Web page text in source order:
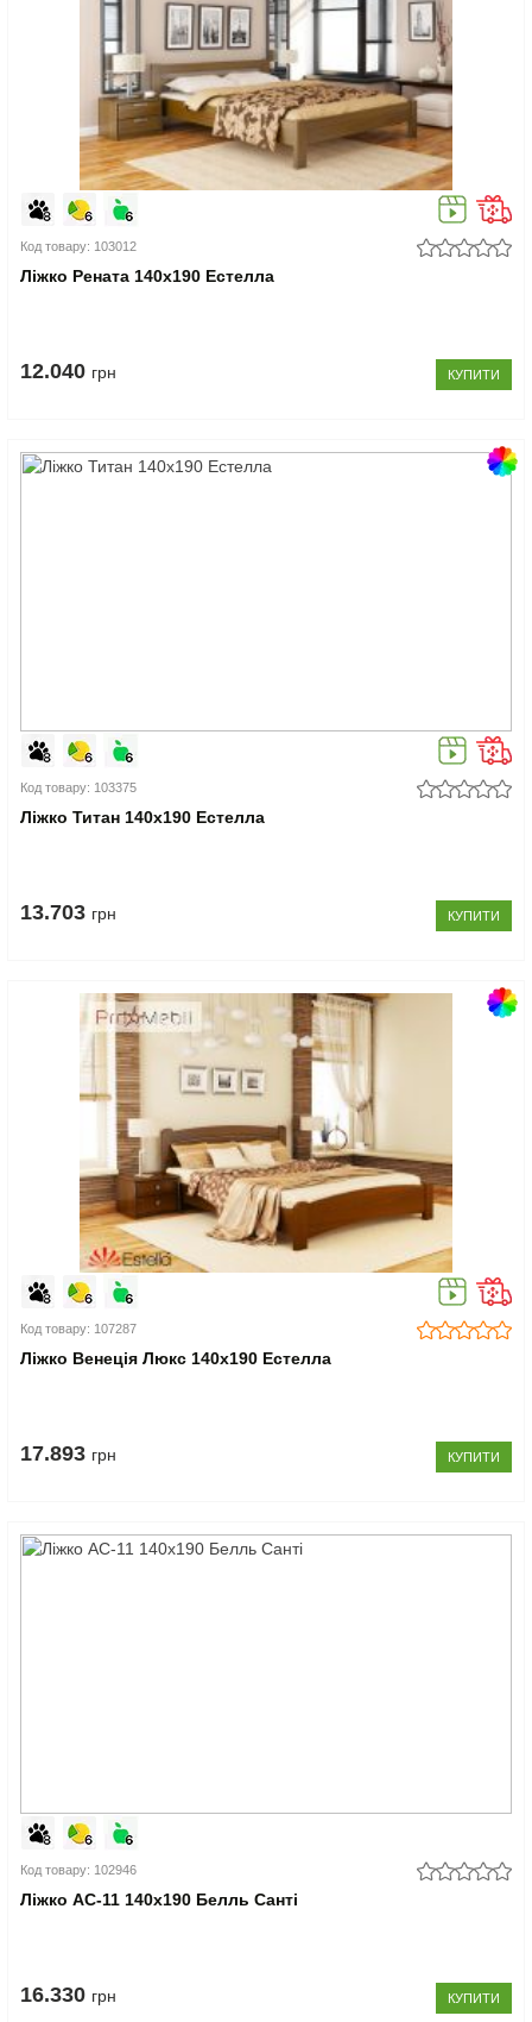
Код товару: 103012
Ліжко Рената 140x190 Естелла
12.040 грн КУПИТИ
Код товару: 103375
Ліжко Титан 140x190 Естелла
13.703 грн КУПИТИ
Код товару: 107287
Ліжко Венеція Люкс 140x190 Естелла
17.893 грн КУПИТИ
Код товару: 102946
Ліжко АС-11 140x190 Белль Санті
16.330 грн КУПИТИ